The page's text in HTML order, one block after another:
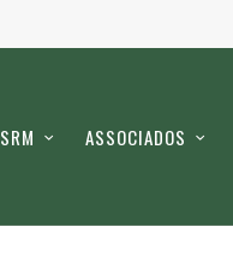
SRM ASSOCIADOS